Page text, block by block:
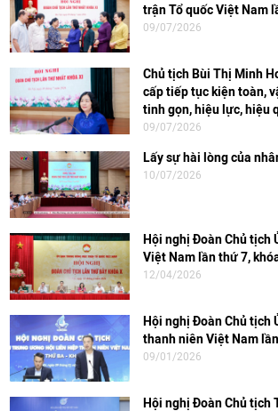
trận Tổ quốc Việt Nam
09/07/2026
Chủ tịch Bùi Thị Minh
cấp tiếp tục kiện toàn,
tinh gọn, hiệu lực, hiệu
09/07/2026
Lấy sự hài lòng của
10/07/2026
Hội nghị Đoàn Chủ tịch
Việt Nam lần thứ 7,
12/04/2026
Hội nghị Đoàn Chủ tịch
thanh niên Việt Nam
09/01/2026
Hội nghị Đoàn Chủ tịch